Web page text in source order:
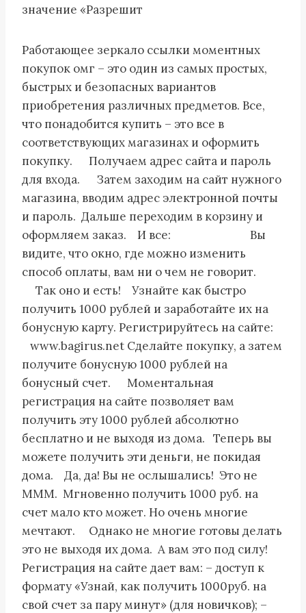
значение «Разрешит
Работающее зеркало ссылки моментных
покупок омг – это один из самых простых,
быстрых и безопасных вариантов
приобретения различных предметов. Все,
что понадобится купить – это все в
соответствующих магазинах и оформить
покупку. Получаем адрес сайта и пароль
для входа. Затем заходим на сайт нужного
магазина, вводим адрес электронной почты
и пароль. Дальше переходим в корзину и
оформляем заказ. И все: Вы
видите, что окно, где можно изменить
способ оплаты, вам ни о чем не говорит.
Так оно и есть! Узнайте как быстро
получить 1000 рублей и заработайте их на
бонусную карту. Регистрируйтесь на сайте:
www.bagirus.net Сделайте покупку, а затем
получите бонусную 1000 рублей на
бонусный счет. Моментальная
регистрация на сайте позволяет вам
получить эту 1000 рублей абсолютно
бесплатно и не выходя из дома. Теперь вы
можете получить эти деньги, не покидая
дома. Да, да! Вы не ослышались! Это не
МММ. Мгновенно получить 1000 руб. на
счет мало кто может. Но очень многие
мечтают. Однако не многие готовы делать
это не выходя их дома. А вам это под силу!
Регистрация на сайте дает вам: – доступ к
формату «Узнай, как получить 1000руб. на
свой счет за пару минут» (для новичков); –